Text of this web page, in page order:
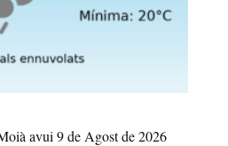
avui 9 de Agost de 2026